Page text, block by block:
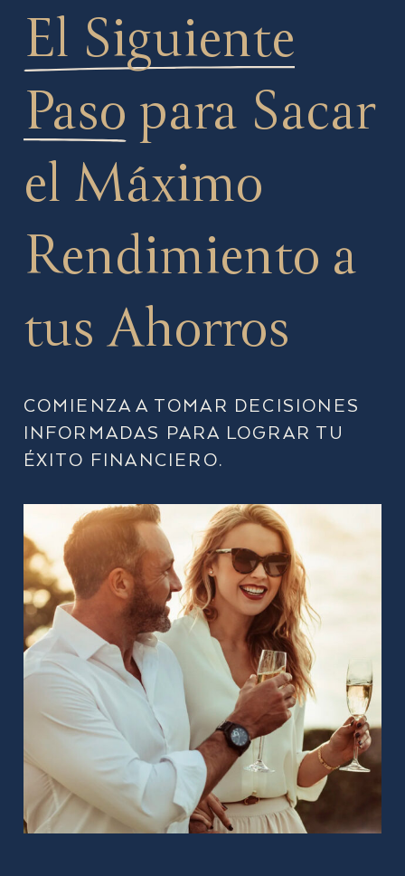
El Siguiente
Paso para Sacar
el Máximo
Rendimiento a
tus Ahorros
COMIENZA A TOMAR DECISIONES
INFORMADAS PARA LOGRAR TU
ÉXITO FINANCIERO.